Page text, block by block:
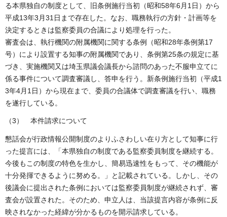
る本県独自の制度として、旧条例施行当初（昭和58年6月1日）から
平成13年3月31日まで存在した。なお、職務執行の方針・計画等を
決定するときは監察委員の合議により処理を行った。
審査会は、執行機関の附属機関に関する条例（昭和28年条例第17
号）により設置する知事の附属機関であり、条例第25条の規定に基
づき、実施機関又は埼玉県議会議長から諮問のあった不服申立てに
係る事件について調査審議し、答申を行う。新条例施行当初（平成1
3年4月1日）から現在まで、委員の合議体で調査審議を行い、職務
を遂行している。
（3） 本件請求について
懇話会が行政情報公開制度のよりふさわしい在り方として知事に行
った提言には、「本県独自の制度である監察委員制度を継続する。
今後もこの制度の特色を生かし、簡易迅速性をもって、その機能が
十分発揮できるように努める。」と記載されている。しかし、その
後議会に提出された条例においては監察委員制度が継続されず、審
査会が設置された。そのため、申立人は、当該提言内容が条例に反
映されなかった経緯が分かるものを開示請求している。